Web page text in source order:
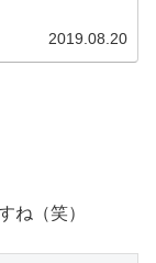
2019.08.20
ね（笑）